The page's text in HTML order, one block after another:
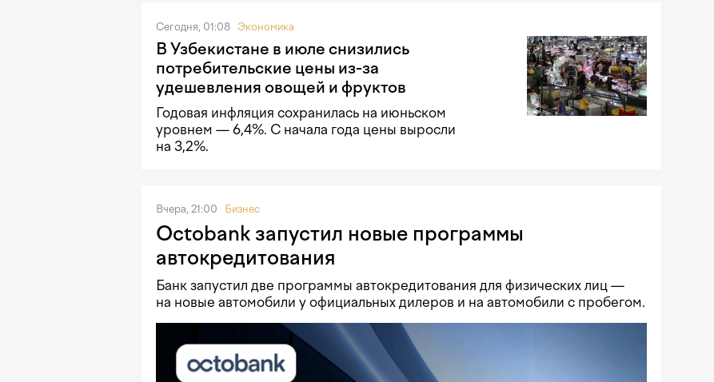
Сегодня, 01:08 Экономика
В Узбекистане в июле снизились
потребительские цены из-за
удешевления овощей и фруктов
Годовая инфляция сохранилась на июньском
уровнем — 6,4%. С начала года цены выросли
на 3,2%.
Вчера, 21:00 Бизнес
Octobank запустил новые программы
автокредитования
Банк запустил две программы автокредитования для физических лиц —
на новые автомобили у официальных дилеров и на автомобили с пробегом.